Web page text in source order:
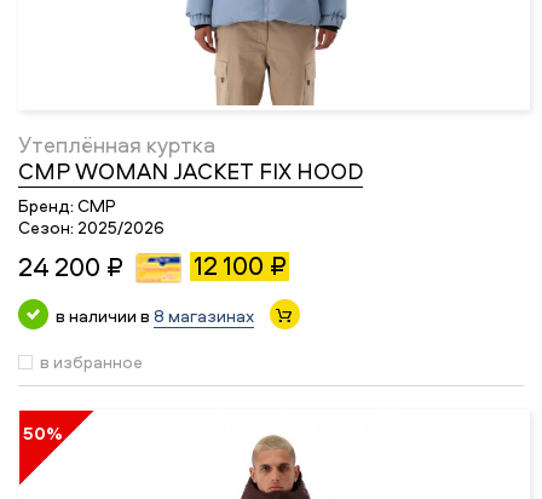
Утеплённая куртка
CMP WOMAN JACKET FIX HOOD
Бренд: CMP
Сезон: 2025/2026
24 200 ₽ 12 100 ₽
в наличии в 8 магазинах
в избранное
50%